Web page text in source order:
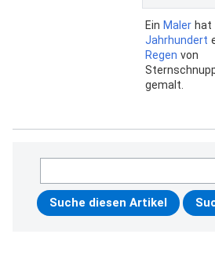
Ein Maler hat
Jahrhundert
Regen von
gemalt.